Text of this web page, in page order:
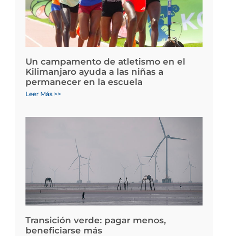
Un campamento de atletismo en el
Kilimanjaro ayuda a las niñas a
permanecer en la escuela
Leer Más >>
Transición verde: pagar menos,
beneficiarse más